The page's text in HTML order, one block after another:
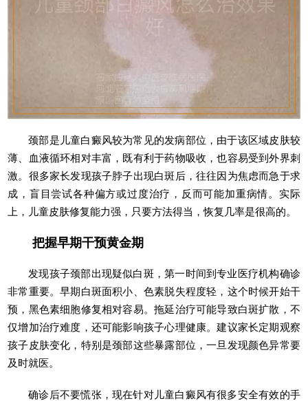
颈部是儿童白癜风较为常见的发病部位，由于该区域皮肤较
薄、血液循环相对丰富，既有利于药物吸收，也容易受到外界刺
激。很多家长发现孩子脖子出现白斑后，往往因为焦虑而急于求
成，盲目尝试各种偏方或过度治疗，反而可能加重病情。实际
上，儿童皮肤修复能力强，只要方法得当，恢复几率是很高的。
把握早期干预黄金期
发现孩子颈部出现疑似白斑，第一时间到专业医疗机构确诊
非常重要。早期白斑面积小、色素脱失程度轻，这个时候开始干
预，黑色素细胞修复相对容易。拖延治疗可能导致白斑扩散，不
仅增加治疗难度，还可能影响孩子心理健康。建议家长定期观察
孩子皮肤变化，特别是颈部这些暴露部位，一旦发现颜色异常要
及时就医。
确诊后不要慌张，现在针对儿童白癜风有很多安全有效的手